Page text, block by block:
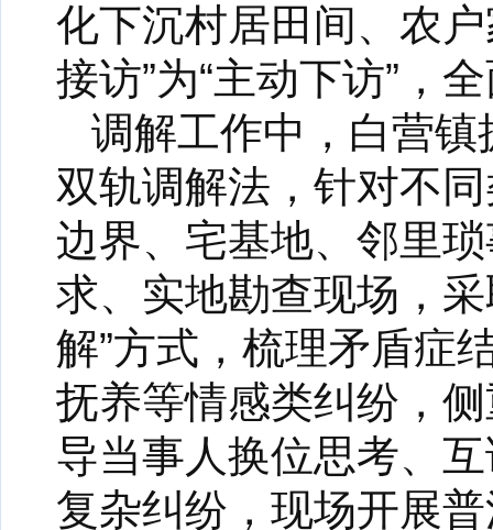
化下沉村居田间、农
接访”为“主动下访”，
调解工作中，白营镇
双轨调解法，针对不
边界、宅基地、邻里
求、实地勘查现场，
解”方式，梳理矛盾症
抚养等情感类纠纷，
导当事人换位思考、
复杂纠纷，现场开展